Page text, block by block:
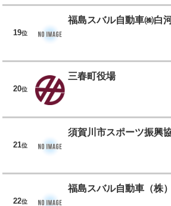
19位
福島スバル自動車㈱白
20位
三春町役場
21位
須賀川市スポーツ振興
22位
福島スバル自動車（株